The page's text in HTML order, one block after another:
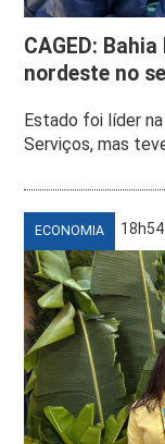
CAGED:
nordeste no
Estado foi líder
Serviços, mas
ECONOMIA